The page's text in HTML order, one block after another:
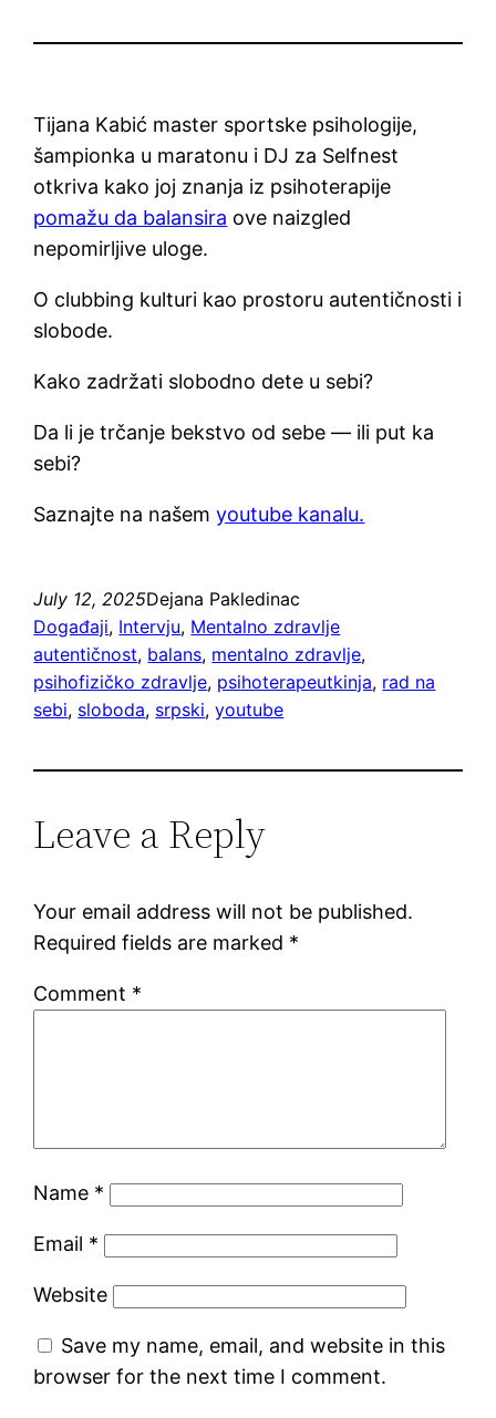
Tijana Kabić master sportske psihologije,
šampionka u maratonu i DJ za Selfnest
otkriva kako joj znanja iz psihoterapije
pomažu da balansira ove naizgled
nepomirljive uloge.
O clubbing kulturi kao prostoru autentičnosti i
slobode.
Kako zadržati slobodno dete u sebi?
Da li je trčanje bekstvo od sebe — ili put ka
sebi?
Saznajte na našemyoutube kanalu.
July 12, 2025Dejana Pakledinac
Događaji, Intervju, Mentalno zdravlje
autentičnost, balans, mentalno zdravlje
psihofizičko zdravlje, psihoterapeutkinja, rad na
sebi, sloboda, srpski, youtube
Leave a Reply
Your email address will not be published.
Required fields are marked *
Comment *
Name *
Email *
Website
Save my name, email, and website in this
browser for the next time I comment.